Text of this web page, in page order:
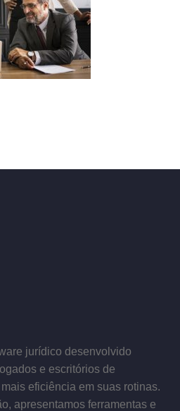
jurídico desenvolvido
e escritórios de
eficiência em suas rotinas.
apresentamos ferramentas e